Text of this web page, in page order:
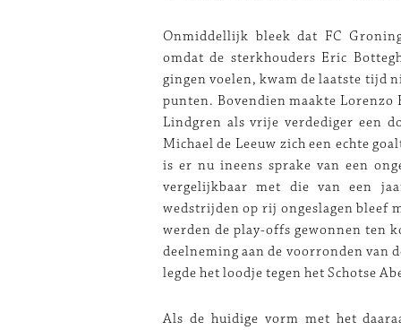
Onmiddellijk bleek dat FC
omdat de sterkhouders Eric
gingen voelen, kwam de laatste tijd
punten. Bovendien maakte Lorenzo
Lindgren als vrije verdediger een
Michael de Leeuw zich een echte
is er nu ineens sprake van een
vergelijkbaar met die van een
wedstrijden op rij ongeslagen bleef
werden de play-offs gewonnen ten
deelneming aan de voorronden van
legde het loodje tegen het Schotse
Als de huidige vorm met het